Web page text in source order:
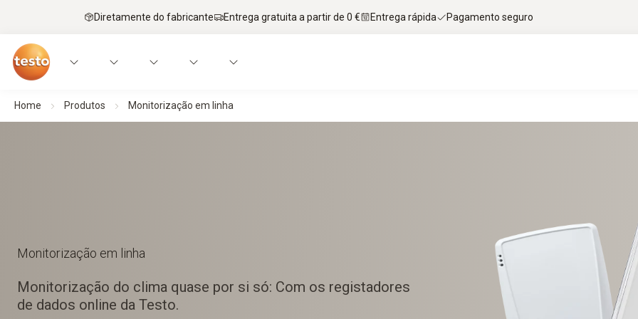
Diretamente do fabricante Entrega gratuita a partir de 0 € Entrega rápida Pagamento seguro
Home Produtos Monitorização em linha
Monitorização em linha
Monitorização do clima quase por si só: Com os registadores
de dados online da Testo.